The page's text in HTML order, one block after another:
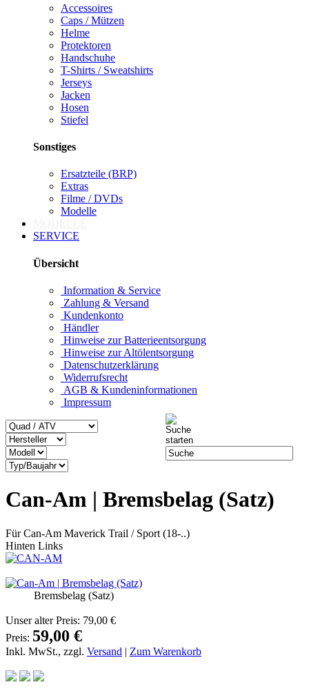
Accessoires
Caps / Mützen
Helme
Protektoren
Handschuhe
T-Shirts / Sweatshirts
Jerseys
Jacken
Hosen
Stiefel
Sonstiges
Ersatzteile (BRP)
Extras
Filme / DVDs
Modelle
SERVICE
Übersicht
Information & Service
Zahlung & Versand
Kundenkonto
Händler
Hinweise zur Batterieentsorgung
Hinweise zur Altölentsorgung
Datenschutzerklärung
Widerrufsrecht
AGB & Kundeninformationen
Impressum
Can-Am | Bremsbelag (Satz)
Für Can-Am Maverick Trail / Sport (18-..)
Hinten Links
Bremsbelag (Satz)
Unser alter Preis: 79,00 €
Preis: 59,00 €
Inkl. MwSt., zzgl. Versand | Zum Warenkorb